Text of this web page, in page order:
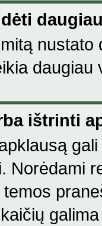
daugiau
ištrinti
Norėdami